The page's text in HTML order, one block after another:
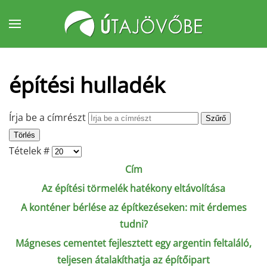
Fő tartalom átugrása
építési hulladék
Írja be a címrészt
Szűrő
Törlés
Tételek #
Cím
Az építési törmelék hatékony eltávolítása
A konténer bérlése az építkezéseken: mit érdemes
tudni?
Mágneses cementet fejlesztett egy argentin feltaláló,
teljesen átalakíthatja az építőipart